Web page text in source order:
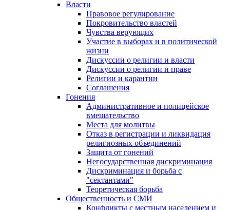
Власти
Правовое регулирование
Покровительство властей
Чувства верующих
Участие в выборах и в политической
жизни
Дискуссии о религии и власти
Дискуссии о религии и праве
Религии и карантин
Соглашения
Гонения
Административное и полицейское
вмешательство
Места для молитвы
Отказ в регистрации и ликвидация
религиозных объединений
Защита от гонений
Негосударственная дискриминация
Дискриминация и борьба с
"сектантами"
Теоретическая борьба
Общественность и СМИ
Конфликты с местным населением и